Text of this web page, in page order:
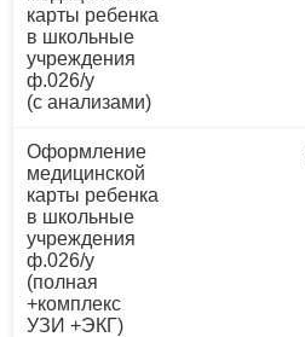
карты ребенка
в школьные
учреждения
ф.026/у
(с анализами)
Оформление
медицинской
карты ребенка
в школьные
учреждения
ф.026/у
(полная
+комплекс
УЗИ +ЭКГ)